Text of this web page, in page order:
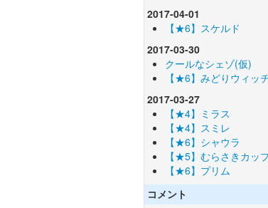
2017-04-01
【★6】スケルド
2017-03-30
クールなシェゾ(仮)
【★6】みどりウィッ
2017-03-27
【★4】ミラス
【★4】スミレ
【★6】シャウラ
【★5】むらさきカッ
【★6】プリム
コメント